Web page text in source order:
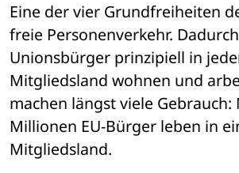
Eine der vier Grundfreiheiten
freie Personenverkehr.
Unionsbürger prinzipiell in
Mitgliedsland wohnen und
machen längst viele Gebrauch:
Millionen EU-Bürger leben in
Mitgliedsland.